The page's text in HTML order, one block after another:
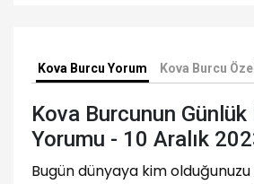
Kova Burcu Yorum Kova Burcu
Kova Burcunun Günlük
Yorumu - 10 Aralık
Bugün dünyaya kim